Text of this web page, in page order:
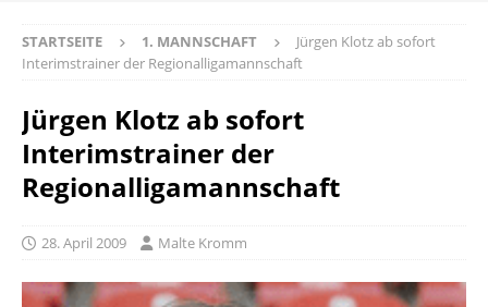
STARTSEITE 1. MANNSCHAFT
Jürgen Klotz ab sofort
Interimstrainer der Regionalligamannschaft
Jürgen Klotz ab sofort
Interimstrainer der
Regionalligamannschaft
28. April 2009 Malte Kromm